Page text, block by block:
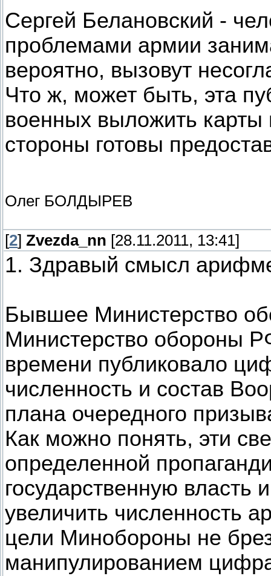
Сергей Белановский -
проблемами армии
вероятно, вызовут
Что ж, может быть, эта
военных выложить
стороны готовы
Олег БОЛДЫРЕВ
[2] Zvezda_nn [28.11.2011, 13:41]
1. Здравый смысл
Бывшее Министерство
Министерство обороны
времени публиковало
численность и состав
плана очередного
Как можно понять, эти
определенной
государственную власть
увеличить численность
цели Минобороны не
манипулированием